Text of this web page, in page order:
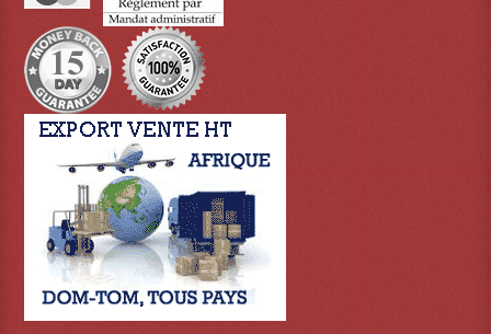
Les Packs Light
Lumières Noire
Lyres
Panneaux, Piste Danse À Leds
Petit Effets Lumineux
Projecteur De Gobo
Projecteur Extérieur Multifaisceaux